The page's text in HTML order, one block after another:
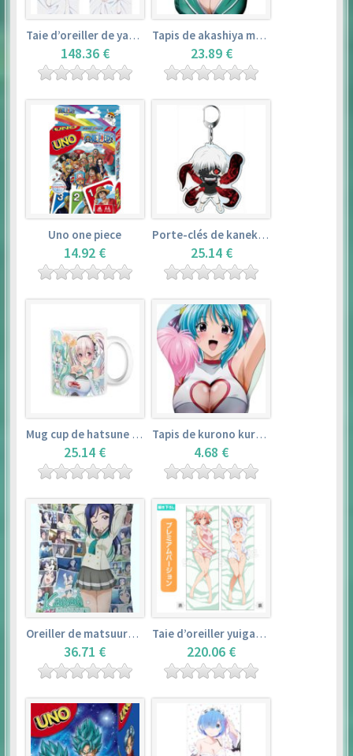
Taie d’oreiller de yamada elf – eromanga sensei
148.36 €
Tapis de akashiya moka – rosario + vampire
23.89 €
Uno one piece
14.92 €
Porte-clés de kaneki ken – tokyo ghoul
25.14 €
Mug cup de hatsune miku & super sonico – vocaloid
25.14 €
Tapis de kurono kurumu – rosario + vampire
4.68 €
Oreiller de matsuura kanan (35cm×53cm) – love live! sunshine!!
36.71 €
Taie d’oreiller yuigahama yui (50cm×150cm) – yahari ore no seishun love comedy wa machigatteiru. zoku
220.06 €